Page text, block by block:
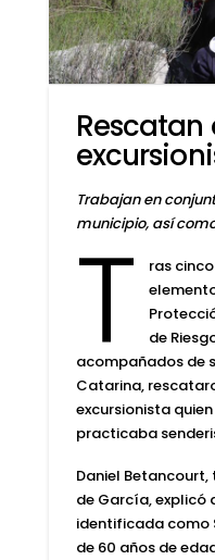
Rescatan
Trabajan en
municipio, así
T
ras
de
acompañados de
Catarina,
excursionista
practicaba
Daniel
de García, explicó
identificada como
de 60 años de